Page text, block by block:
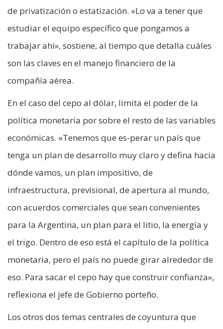
de privatización o estatización. «Lo va a tener que
estudiar el equipo específico que pongamos a
trabajar ahí», sostiene, al tiempo que detalla cuáles
son las claves en el manejo financiero de la
compañía aérea.
En el caso del cepo al dólar, limita el poder de la
política monetaria por sobre el resto de las variables
económicas. «Tenemos que es-perar un país que
tenga un plan de desarrollo muy claro y defina hacia
dónde vamos, un plan impositivo, de
infraestructura, previsional, de apertura al mundo,
con acuerdos comerciales que sean convenientes
para la Argentina, un plan para el litio, la energía y
el trigo. Dentro de eso está el capítulo de la política
monetaria, pero el país no puede girar alrededor de
eso. Para sacar el cepo hay que construir confianza»,
reflexiona el jefe de Gobierno porteño.
Los otros dos temas centrales de coyuntura que